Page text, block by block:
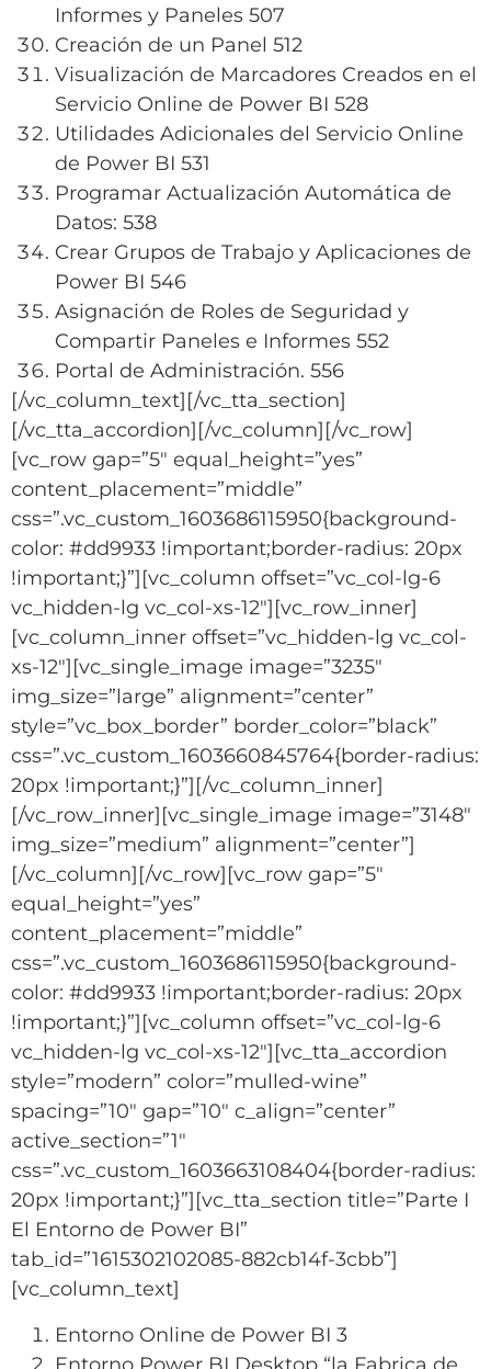
Informes y Paneles 507
Creación de un Panel 512
Visualización de Marcadores Creados en el
Servicio Online de Power BI 528
Utilidades Adicionales del Servicio Online
de Power BI 531
Programar Actualización Automática de
Datos: 538
Crear Grupos de Trabajo y Aplicaciones de
Power BI 546
Asignación de Roles de Seguridad y
Compartir Paneles e Informes 552
Portal de Administración. 556
[/vc_column_text][/vc_tta_section]
[/vc_tta_accordion][/vc_column][/vc_row]
[vc_row gap=”5″ equal_height=”yes”
content_placement=”middle”
css=”.vc_custom_1603686115950{background-
color: #dd9933 !important;border-radius: 20px
!important;}”][vc_column offset=”vc_col-lg-6
vc_hidden-lg vc_col-xs-12″][vc_row_inner]
[vc_column_inner offset=”vc_hidden-lg vc_col-
xs-12″][vc_single_image image=”3235″
img_size=”large” alignment=”center”
style=”vc_box_border” border_color=”black”
css=”.vc_custom_1603660845764{border-radius:
20px !important;}”][/vc_column_inner]
[/vc_row_inner][vc_single_image image=”3148″
img_size=”medium” alignment=”center”]
[/vc_column][/vc_row][vc_row gap=”5″
equal_height=”yes”
content_placement=”middle”
css=”.vc_custom_1603686115950{background-
color: #dd9933 !important;border-radius: 20px
!important;}”][vc_column offset=”vc_col-lg-6
vc_hidden-lg vc_col-xs-12″][vc_tta_accordion
style=”modern” color=”mulled-wine”
spacing=”10″ gap=”10″ c_align=”center”
active_section=”1″
css=”.vc_custom_1603663108404{border-radius:
20px !important;}”][vc_tta_section title=”Parte I
El Entorno de Power BI”
tab_id=”1615302102085-882cb14f-3cbb”]
[vc_column_text]
Entorno Online de Power BI 3